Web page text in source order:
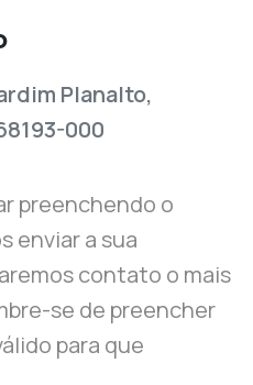
Planalto,
000
preenchendo o
enviar a sua
contato o mais
se de preencher
para que